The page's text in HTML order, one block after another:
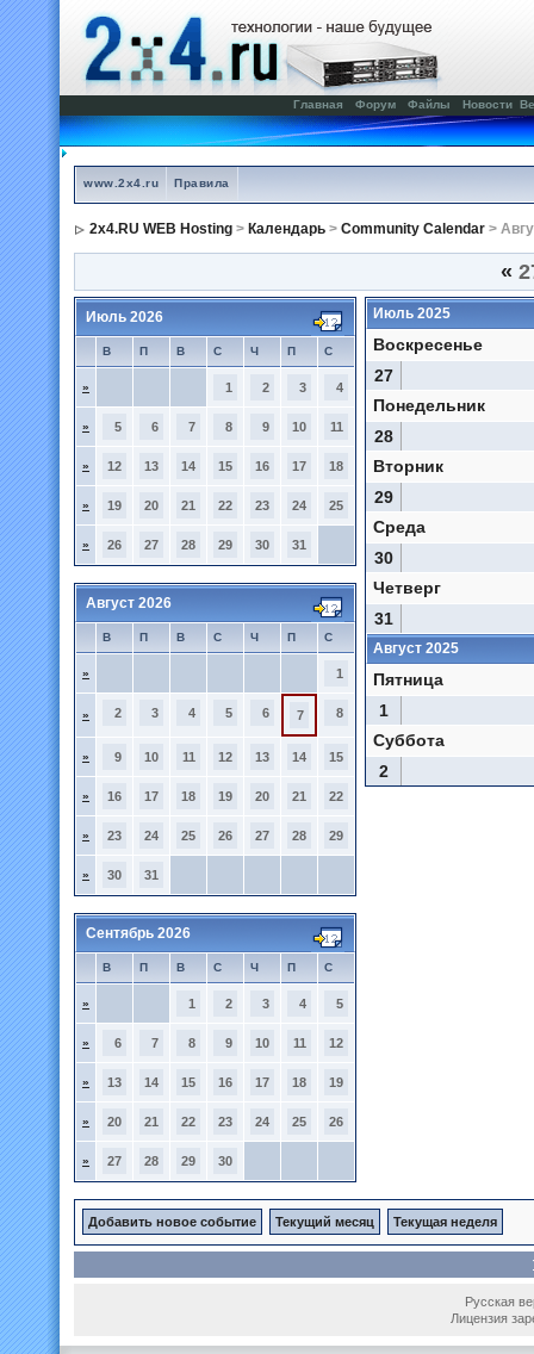
Главная Форум Файлы Новости
www.2x4.ru Правила
2x4.RU WEB Hosting > Календарь > Community Calendar >
«
Июль 2026
В П В С Ч П С
» 1 2 3 4
» 5 6 7 8 9 10 11
» 12 13 14 15 16 17 18
» 19 20 21 22 23 24 25
» 26 27 28 29 30 31
Август 2026
В П В С Ч П С
» 1
» 2 3 4 5 6 7 8
» 9 10 11 12 13 14 15
» 16 17 18 19 20 21 22
» 23 24 25 26 27 28 29
» 30 31
Сентябрь 2026
В П В С Ч П С
» 1 2 3 4 5
» 6 7 8 9 10 11 12
» 13 14 15 16 17 18 19
» 20 21 22 23 24 25 26
» 27 28 29 30
Июль 2025
Воскресенье
27
Понедельник
28
Вторник
29
Среда
30
Четверг
31
Август 2025
Пятница
1
Суббота
2
Добавить новое событие Текущий месяц Текущая неделя
Русская
Лицензия